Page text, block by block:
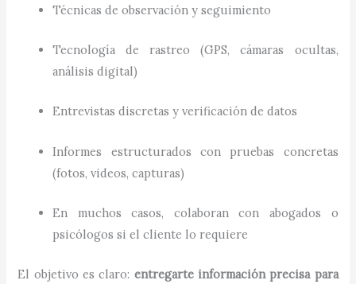
Técnicas de observación y seguimiento
Tecnología de rastreo (GPS, cámaras ocultas,
análisis digital)
Entrevistas discretas y verificación de datos
Informes estructurados con pruebas concretas
(fotos, videos, capturas)
En muchos casos, colaboran con abogados o
psicólogos si el cliente lo requiere
El objetivo es claro: entregarte información precisa para